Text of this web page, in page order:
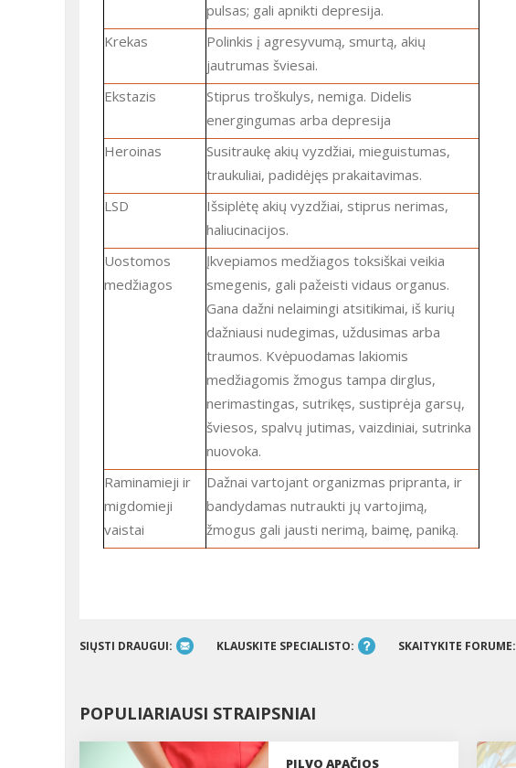
pulsas; gali apnikti depresija.
Krekas
Polinkis į agresyvumą, smurtą, akių
jautrumas šviesai.
Ekstazis
Stiprus troškulys, nemiga. Didelis
energingumas arba depresija
Heroinas
Susitraukę akių vyzdžiai, mieguistumas,
traukuliai, padidėjęs prakaitavimas.
LSD
Išsiplėtę akių vyzdžiai, stiprus nerimas,
haliucinacijos.
Uostomos
medžiagos
Įkvepiamos medžiagos toksiškai veikia
smegenis, gali pažeisti vidaus organus.
Gana dažni nelaimingi atsitikimai, iš kurių
dažniausi nudegimas, uždusimas arba
traumos. Kvėpuodamas lakiomis
medžiagomis žmogus tampa dirglus,
nerimastingas, sutrikęs, sustiprėja garsų,
šviesos, spalvų jutimas, vaizdiniai, sutrinka
nuovoka.
Raminamieji ir
migdomieji
vaistai
Dažnai vartojant organizmas pripranta, ir
bandydamas nutraukti jų vartojimą,
žmogus gali jausti nerimą, baimę, paniką.
SIŲSTI DRAUGUI: KLAUSKITE SPECIALISTO: SKAITYKITE FORUME:
POPULIARIAUSI STRAIPSNIAI
PILVO APAČIOS